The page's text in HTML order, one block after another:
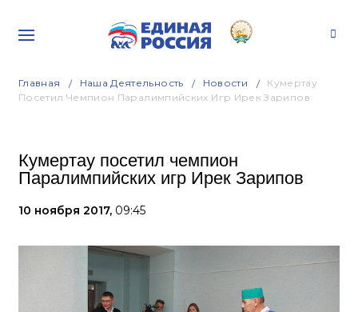
Главная Наша Деятельность Новости
Кумертау
Посетил Чемпион Паралимпийских Игр Ирек Зарипов
Кумертау посетил чемпион
Паралимпийских игр Ирек Зарипов
10 ноября 2017, 09:45